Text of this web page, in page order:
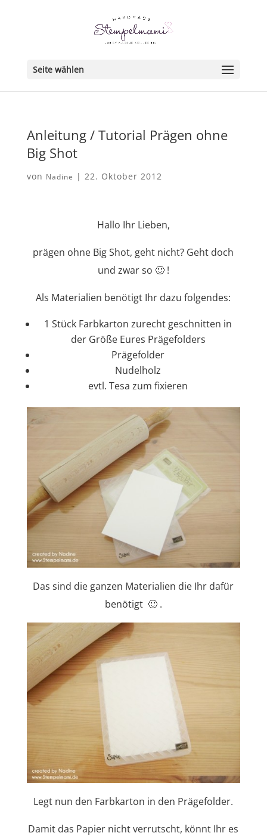
Seite wählen
Anleitung / Tutorial Prägen ohne
Big Shot
von Nadine | 22. Oktober 2012
Hallo Ihr Lieben,
prägen ohne Big Shot, geht nicht? Geht doch
und zwar so 🙂 !
Als Materialien benötigt Ihr dazu folgendes:
1 Stück Farbkarton zurecht geschnitten in
der Größe Eures Prägefolders
Prägefolder
Nudelholz
evtl. Tesa zum fixieren
Das sind die ganzen Materialien die Ihr dafür
benötigt 🙂 .
Legt nun den Farbkarton in den Prägefolder.
Damit das Papier nicht verrutscht, könnt Ihr es